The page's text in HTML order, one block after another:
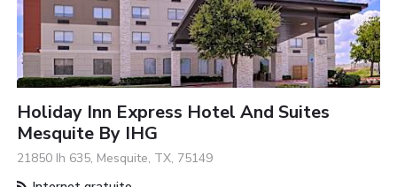
Holiday Inn Express Hotel And Suites
Mesquite By IHG
21850 Ih 635, Mesquite, TX, 75149